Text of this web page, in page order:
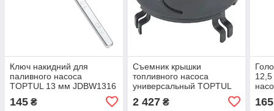
Ключ накидний для
паливного насоса
TOPTUL 13 мм JDBW1316
145 ₴
Съемник крышки
топливного насоса
универсальный TOPTUL
JDCB0117
2 427₴ 165